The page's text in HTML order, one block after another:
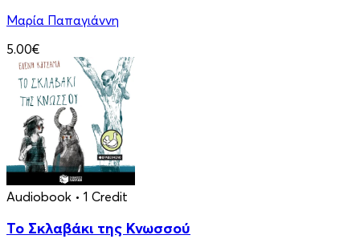
Μαρία Παπαγιάννη
5.00€
Audiobook • 1 Credit
Το Σκλαβάκι της Κνωσσού